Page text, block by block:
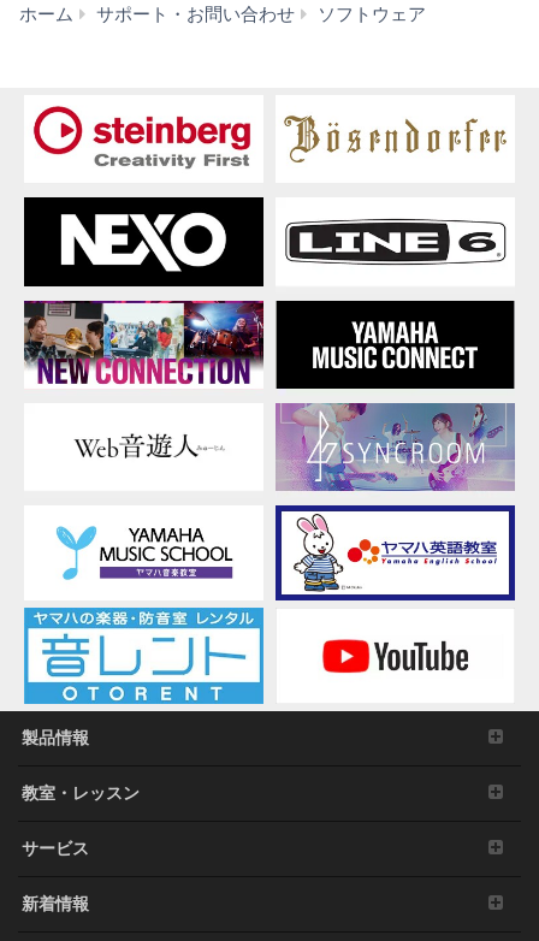
改変、賃貸、リース、転売、頒布または本ソフト
ンピュータに伝送すること。
本ソフトウェアを利用して、違法なデータや公序
良俗に反するデータを配信すること。
弊社の許可無く本ソフトウェアの利用を前提とし
たサービスを立ち上げること。
正当な保有者から許可を得ている場合またはその
他の法的な権限を有する場合を除いて、著作権そ
の他の財産的権利により保護された物の権利侵害
となる様態にて本ソフトウェアを利用すること。
本ソフトウェアにより使用または入手できる著作
権曲について、商業的な目的で使用すること、著
作者の許可無く複製、転送または配信したり、不
特定多数にむけて再生および演奏すること、入手
できるデータの暗号を権利者の許可なく解除した
り、電子すかしを改編したりすること。
その他、法律・公序良俗に反する行為。
3. 発行と終了
本契約は、お客様が本利用規約に同意した日に発
効します。
本契約は、お客様が著作権法または本契約に定め
る使用条件の条項に一つでも違反されたときは、
弊社からの終了通知がなくても自動的に終了する
ものとします。その場合には、ただちに本ソフト
ウェアの使用を中止し、その複製および付帯文書
4. 製品の否認
お客様は本ソフトウェアを利用するリスクは全てお客様
ます。本ソフトウェアおよび付帯文書は保証なしに「現
ホーム サポート・お問い合わせ ソフトウェア
Win
バ
ー
ジ
製品情報
教室・レッスン
サービス
新着情報